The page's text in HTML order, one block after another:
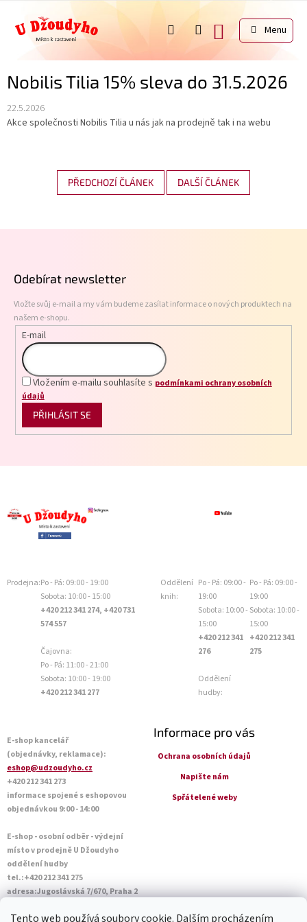
Tento web používá soubory cookie. Dalším procházením
obsah
NÁKUPNÍ
KOŠÍK
Nobilis Tilia 15% sleva do 31.5.2026
22.5.2026
Akce společnosti Nobilis Tilia u nás jak na prodejně tak i na webu
PŘEDCHOZÍ ČLÁNEK DALŠÍ ČLÁNEK
Odebírat newsletter
Vložte svůj e-mail a my vám budeme zasílat informace o nových produktech na
našem e-shopu.
E-mail
Vložením e-mailu souhlasíte s podmínkami ochrany osobních
údajů
PŘIHLÁSIT SE
Prodejna:Po - Pá: 09:00 - 19:00
Sobota: 10:00 - 15:00
+420 212 341 274, +420 731
574 557
Čajovna:
Po - Pá: 11:00 - 21:00
Sobota: 10:00 - 19:00
+420 212 341 277
Oddělení
knih:
Po - Pá: 09:00 -
19:00
Sobota: 10:00 -
15:00
+420 212 341
276
Oddělení
hudby:
Po - Pá: 09:00 -
19:00
Sobota: 10:00 -
15:00
+420 212 341
275
E-shop kancelář
(objednávky, reklamace):
eshop@udzoudyho.cz
+420 212 341 273
informace spojené s eshopovou
objednávkou 9:00 - 14:00
E-shop - osobní odběr - výdejní
místo v prodejně U Džoudyho
oddělení hudby
tel.:+420 212 341 275
adresa:Jugoslávská 7/670, Praha 2
Sobota: 10:00 - 14:45
Informace pro vás
Ochrana osobních údajů
Napište nám
Spřátelené weby